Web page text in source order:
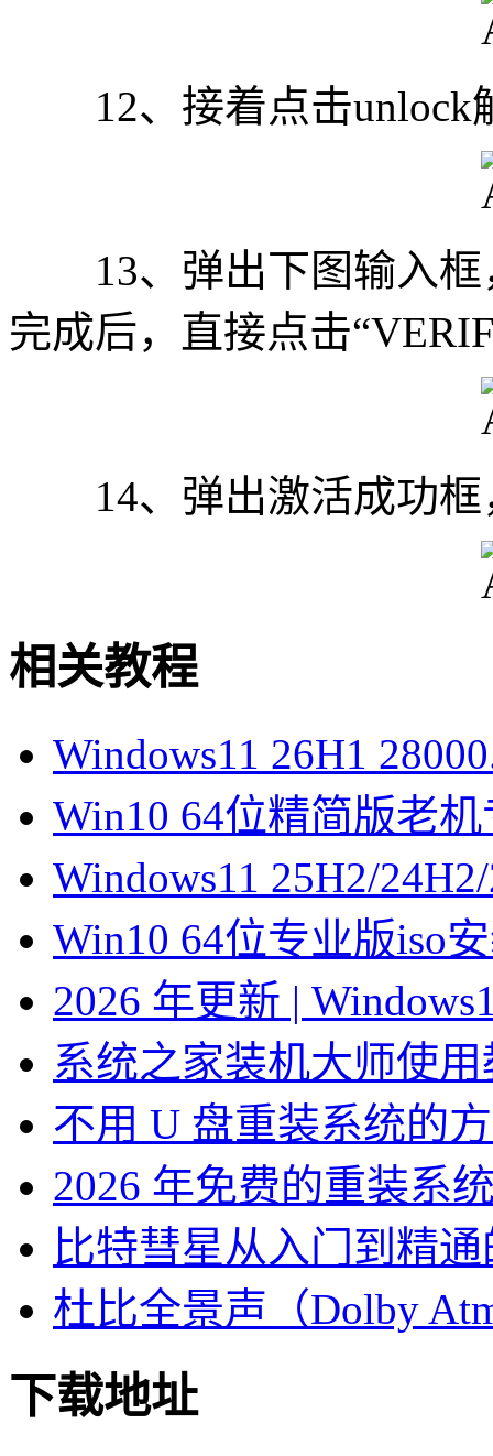
12、接着点击unlock
13、弹出下图输入框
完成后，直接点击
14、弹出激活成功框
相关教程
Windows11 26H1
Win10 64位精简版老
Windows11 25H2/
Win10 64位专业版iso
2026 年更新 |
系统之家装机大师使
不用 U 盘重装系统的
2026 年免费的重装系
比特彗星从入门到精
杜比全景声（Dolby
下载地址